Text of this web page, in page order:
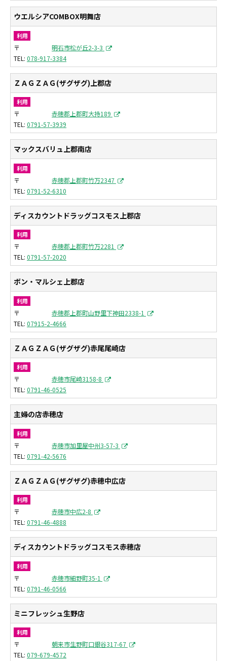
ウエルシアCOMBOX明舞店
利用
〒
明石市松が丘2-3-3
078-917-3384
ＺＡＧＺＡＧ(ザグザグ)上郡店
利用
〒
赤穂郡上郡町大持189
0791-57-3939
マックスバリュ上郡南店
利用
〒
赤穂郡上郡町竹万2347
0791-52-6310
ディスカウントドラッグコスモス上郡店
利用
〒
赤穂郡上郡町竹万2281
0791-57-2020
ボン・マルシェ上郡店
利用
〒
赤穂郡上郡町山野里下神田2338-1
07915-2-4666
ＺＡＧＺＡＧ(ザグザグ)赤尾尾崎店
利用
〒
赤穂市尾崎3158-8
0791-46-0525
主婦の店赤穂店
利用
〒
赤穂市加里屋中州3-57-3
0791-42-5676
ＺＡＧＺＡＧ(ザグザグ)赤穂中広店
利用
〒
赤穂市中広2-8
0791-46-4888
ディスカウントドラッグコスモス赤穂店
利用
〒
赤穂市細野町35-1
0791-46-0566
ミニフレッシュ生野店
利用
〒
朝来市生野町口銀谷317-67
079-679-4572